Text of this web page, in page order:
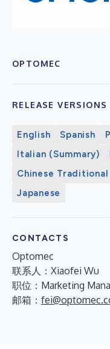
OPTOMEC
RELEASE VERSIONS
English Spanish
Italian (Summary)
Chinese Traditional
Japanese
CONTACTS
Optomec
联系人：Xiaofei Wu
职位：Marketing
邮箱：